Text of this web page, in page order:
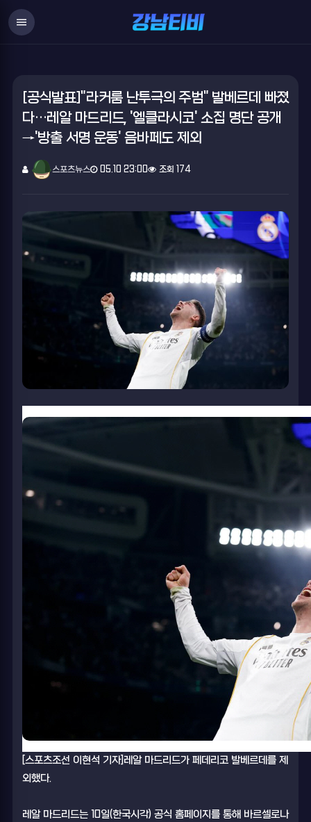
menu
[공식발표]"라커룸 난투극의 주범" 발베르데 빠졌
다…레알 마드리드, '엘클라시코' 소집 명단 공개
→'방출 서명 운동' 음바페도 제외
스포츠뉴스 05.10 23:00 조회 174
[스포츠조선 이현석 기자]레알 마드리드가 페데리코 발베르데를 제
외했다.
레알 마드리드는 10일(한국시각) 공식 홈페이지를 통해 바르셀로나